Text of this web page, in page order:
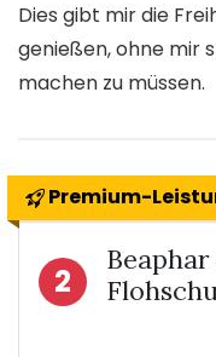
Dies gibt mir die
genießen, ohne mir
machen zu müssen.
Premium-
2